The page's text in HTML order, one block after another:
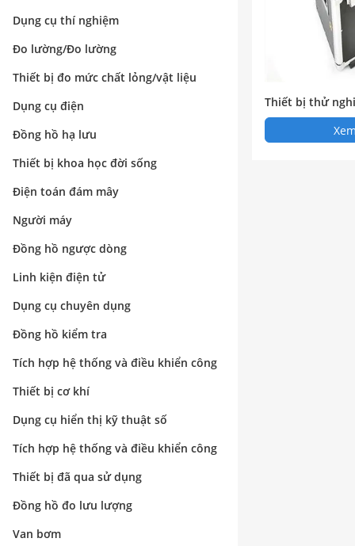
Dụng cụ thí nghiệm
Đo lường/Đo lường
Thiết bị đo mức chất lỏng/vật liệu
Dụng cụ điện
Đồng hồ hạ lưu
Thiết bị khoa học đời sống
Điện toán đám mây
Người máy
Đồng hồ ngược dòng
Linh kiện điện tử
Dụng cụ chuyên dụng
Đồng hồ kiểm tra
Tích hợp hệ thống và điều khiển công
nghiệp
Thiết bị cơ khí
Dụng cụ hiển thị kỹ thuật số
Tích hợp hệ thống và điều khiển công
nghiệp
Thiết bị đã qua sử dụng
Đồng hồ đo lưu lượng
Van bơm
Thiết bị thử
V/5A Máy kiểm